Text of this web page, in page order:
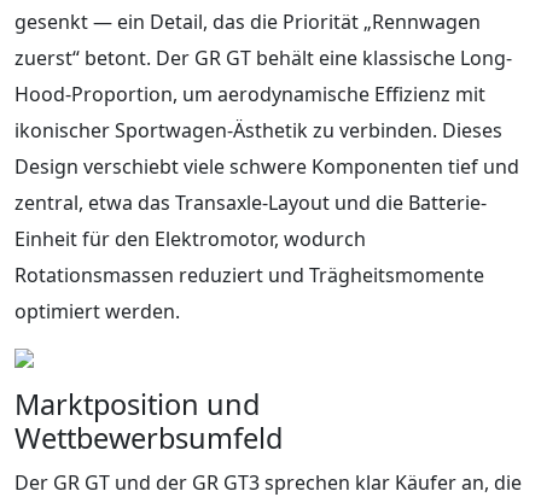
gesenkt — ein Detail, das die Priorität „Rennwagen
zuerst“ betont. Der GR GT behält eine klassische Long-
Hood-Proportion, um aerodynamische Effizienz mit
ikonischer Sportwagen-Ästhetik zu verbinden. Dieses
Design verschiebt viele schwere Komponenten tief und
zentral, etwa das Transaxle-Layout und die Batterie-
Einheit für den Elektromotor, wodurch
Rotationsmassen reduziert und Trägheitsmomente
optimiert werden.
Marktposition und
Wettbewerbsumfeld
Der GR GT und der GR GT3 sprechen klar Käufer an, die